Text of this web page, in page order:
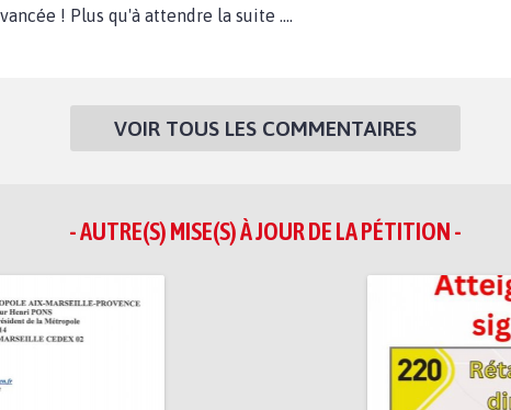
! Plus qu'à attendre la suite ....
VOIR TOUS LES COMMENTAIRES
- AUTRE(S) MISE(S) À JOUR DE LA PÉTITION -